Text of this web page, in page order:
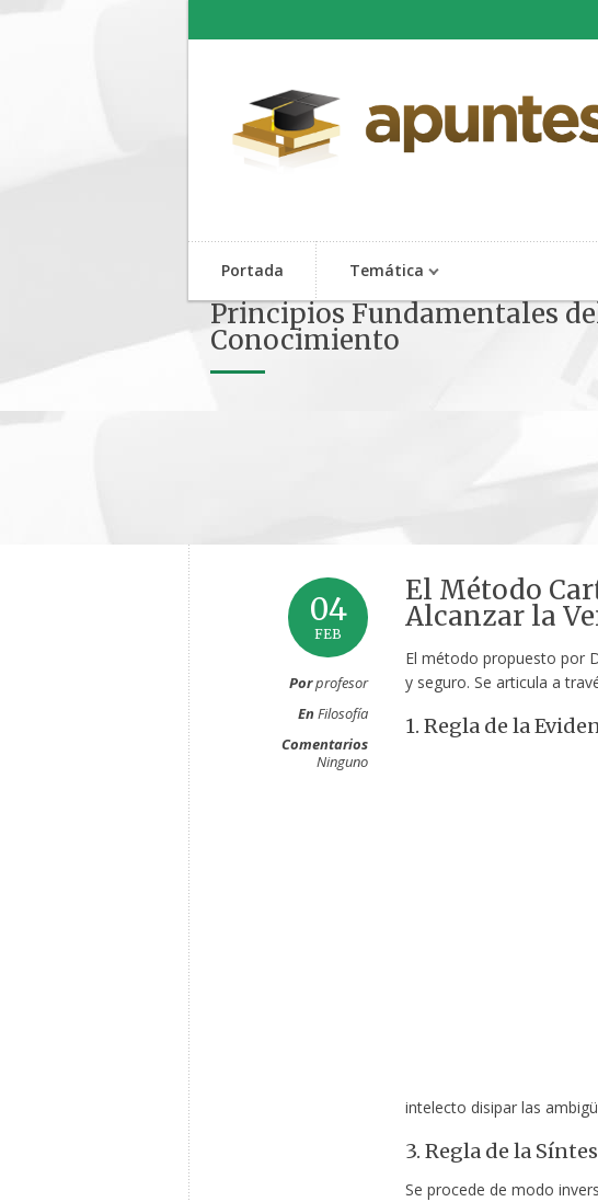
Portada Temática
Principios Fundamentales
Conocimiento
04
FEB
Porprofesor
EnFilosofía
Comentarios
Ninguno
El Método
Alcanzar la
El método propuesto por
y seguro. Se articula a
1. Regla de la
intelecto disipar las
3. Regla de la
Se procede de modo